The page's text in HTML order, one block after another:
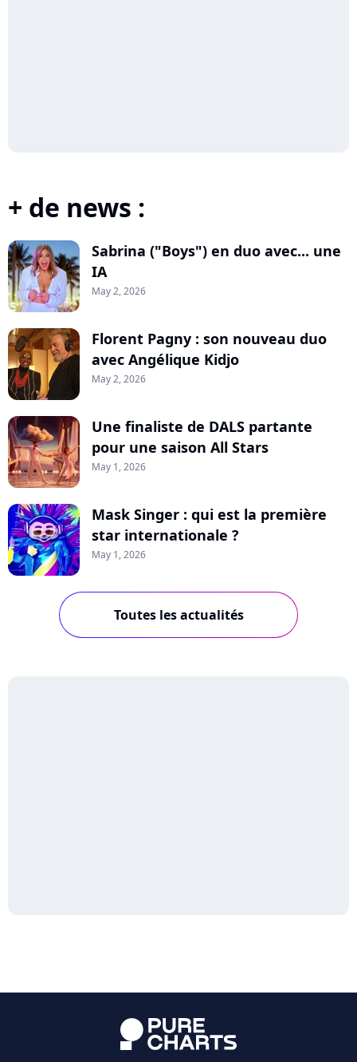
+ de news :
Sabrina ("Boys") en duo avec... une
IA
May 2, 2026
Florent Pagny : son nouveau duo
avec Angélique Kidjo
May 2, 2026
Une finaliste de DALS partante
pour une saison All Stars
May 1, 2026
Mask Singer : qui est la première
star internationale ?
May 1, 2026
Toutes les actualités